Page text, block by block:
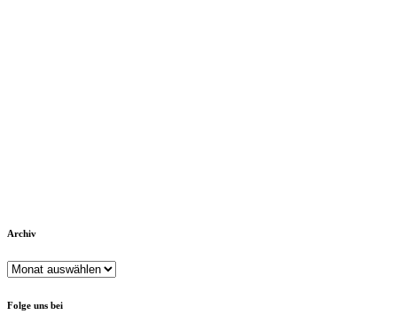
Archiv
Archiv
Folge uns bei